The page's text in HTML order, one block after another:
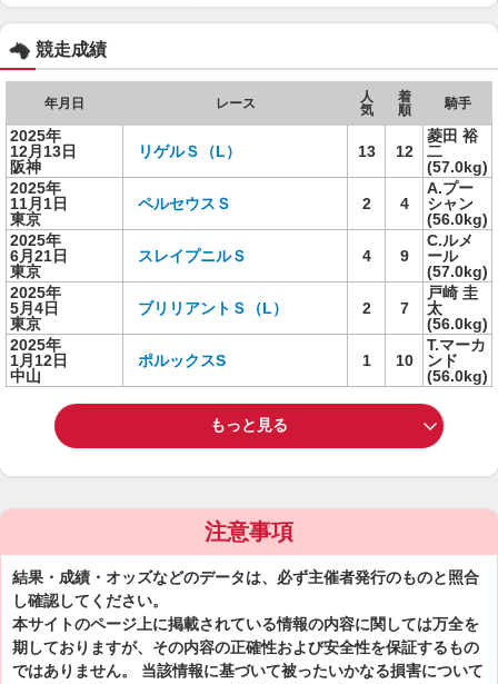
競走成績
年月日 レース
人
気
着
順
騎手
2025年
12月13日
阪神
リゲルＳ（L） 13 12
菱田 裕
二
(57.0kg)
2025年
11月1日
東京
ペルセウスＳ 2 4
A.プー
シャン
(56.0kg)
2025年
6月21日
東京
スレイプニルＳ 4 9
C.ルメ
ール
(57.0kg)
2025年
5月4日
東京
ブリリアントＳ（L） 2 7
戸崎 圭
太
(56.0kg)
2025年
1月12日
中山
ポルックスS 1 10
T.マーカ
ンド
(56.0kg)
もっと見る
注意事項
結果・成績・オッズなどのデータは、必ず主催者発行のものと照合
し確認してください。
本サイトのページ上に掲載されている情報の内容に関しては万全を
期しておりますが、その内容の正確性および安全性を保証するもの
ではありません。 当該情報に基づいて被ったいかなる損害について